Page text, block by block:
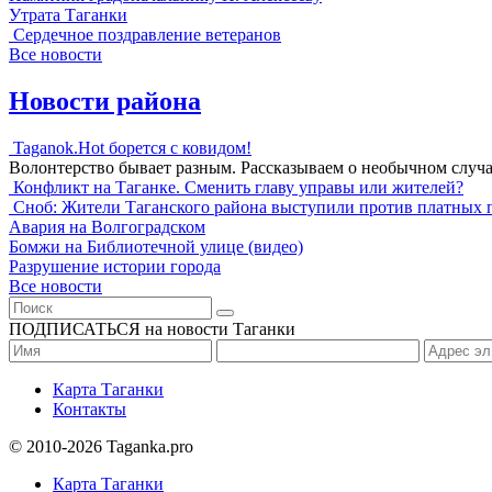
Утрата Таганки
Сердечное поздравление ветеранов
Все новости
Новости района
Taganok.Hot борется с ковидом!
Волонтерство бывает разным. Рассказываем о необычном
Конфликт на Таганке. Сменить главу управы или жителей?
Сноб: Жители Таганского района выступили против платных
Авария на Волгоградском
Бомжи на Библиотечной улице (видео)
Разрушение истории города
Все новости
ПОДПИСАТЬСЯ на новости Таганки
Карта Таганки
Контакты
© 2010-2026 Taganka.pro
Карта Таганки